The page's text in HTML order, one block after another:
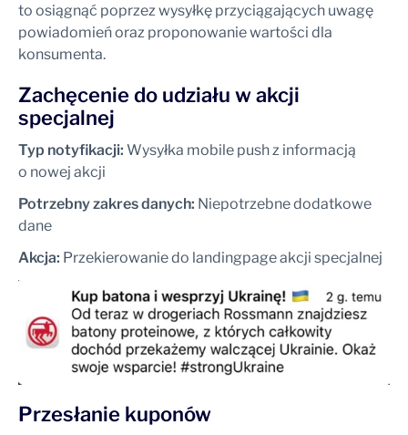
to osiągnąć poprzez wysyłkę przyciągających uwagę
powiadomień oraz proponowanie wartości dla
konsumenta.
Zachęcenie do udziału w akcji
specjalnej
Typ notyfikacji: Wysyłka mobile push z informacją
o nowej akcji
Potrzebny zakres danych: Niepotrzebne dodatkowe
dane
Akcja: Przekierowanie do landingpage akcji specjalnej
Przesłanie kuponów